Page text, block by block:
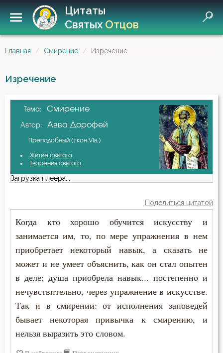
Цитаты
СвятыхОтцов
Главная Смирение Изречение
Изречение
Тема: Смирение
Автор: Авва Дорофей
Преподобный (†кон.VIв.)
Житие святого
Творения святого
Загрузка плеера...
Поделиться цитатой
Когда кто хорошо обучится искусству и
занимается им, то, по мере упражнения в нем
приобретает некоторый навык, а сказать не
может и не умеет объяснить, как он стал опытен
в деле; душа приобрела навык... постепенно и
нечувствительно, через упражнение в искусстве.
Так и в смирении: от исполнения заповедей
бывает некоторая привычка к смирению, и
нельзя выразить это словом.